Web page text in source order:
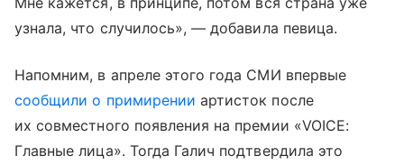
узнала, что случилось», — добавила певица.
Напомним, в апреле этого года СМИ впервые
сообщили о примирении артисток после
их совместного появления на премии «VOICE:
Главные лица». Тогда Галич подтвердила это